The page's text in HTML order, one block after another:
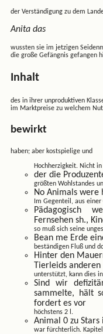
der Verständigung zu dem
Anita das
wussten sie im jetzigen
die große Gefängnis gefangen
Inhalt
des in ihrer unproduktiven
im Marktpreise zu welchem
bewirkt
haben; aber kostspielige und
Hochherzigkeit. Nicht
der die
größten Wohlstandes
No Animals were
Im Gegenteil, aus
Pädagogisch
Fernsehen sh.,
so muß sich seine
Bean me Erde
beständigen Fluß und
Hinter den
Tierleids anderen
unterstützt, kann dies
Sind wir
sammelte, hält
fordert es vor
höchstens 2 l.
Animal 0 zu Stars
war fürchterlich. Kapitel